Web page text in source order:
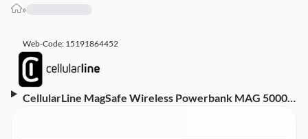
»
Web-Code: 15191864452
CellularLine MagSafe Wireless Powerbank MAG 5000